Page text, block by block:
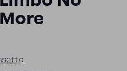
More